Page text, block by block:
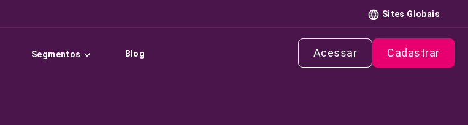
Sites Globais
Segmentos Blog Acessar Cadastrar